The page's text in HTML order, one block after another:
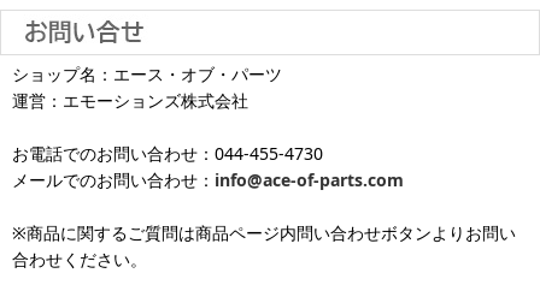
上下角度調節 中型(およそ26-50インチ)
上下角度調節 大型(およそ50-65インチ)
固定タイプ 小型(およそ12-26インチ)
固定タイプ 中型(およそ26-50インチ)
※銀行振り込み・郵便振替・コンビニ決済・PayPayオンライン決済
の場合、ご入金確認後の発送となります。
※一部適用外の地域や商品がありますのでご了承ください。
※お届け先が異なる場合は別途お届け先分の送料がかかります。
沖縄へのお届けは、送料とは別に地域料金が発生します。サイズに
より金額が異なるので、詳しい料金については
となります（当日・土日祝日出荷不可）
【初期不良・保証について】
商品到着後1週間以内であれば、初期不良の受け付けを行います。
返品対応の詳細、各種保証については
をご覧ください。
■お届けについて
お届け日のご指定がない場合は、最短出荷・最短到着で発送いたし
ます。
平日は15時・土曜は11時・日曜祝日は10時までのご注文で当日出荷
が可能です。
済・代引決済のみ当日出荷が可能です。
※クレジットカード・代引き決済以外のお支払方法を選択されてい
土 日 祝日も
発送しています
※出荷休業日を除く
ショップ名：エース・オブ・パーツ
運営：エモーションズ株式会社
お電話でのお問い合わせ：044-455-4730
メールでのお問い合わせ： info@ace-of-parts.com
※商品に関するご質問は商品ページ内問い合わせボタンよりお問い
合わせください。